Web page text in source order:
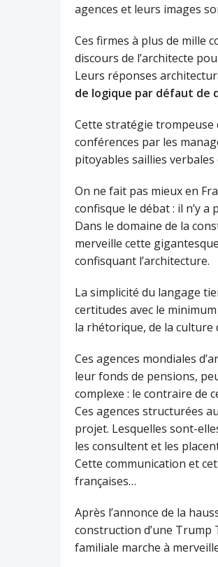
agences et leurs images
Ces firmes à plus de mille
discours de l’architecte
Leurs réponses
de logique par défaut de
Cette stratégie trompeuse
conférences par les
pitoyables saillies
On ne fait pas mieux en
confisque le débat : il n’y a
Dans le domaine de la
merveille cette
confisquant l’architecture.
La simplicité du langage
certitudes avec le
la rhétorique, de la culture
Ces agences mondiales
leur fonds de pensions,
complexe : le contraire de
Ces agences structurées
projet. Lesquelles sont-
les consultent et les
Cette communication et
françaises…
Après l’annonce de la
construction d’une Trump
familiale marche à